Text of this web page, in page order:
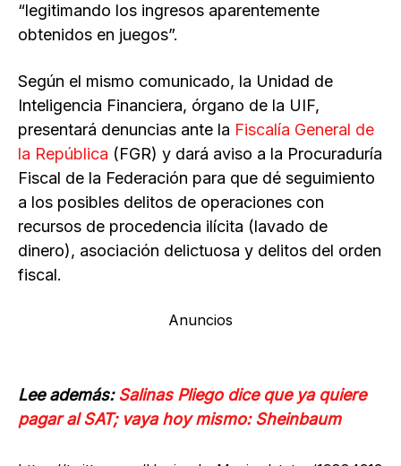
“legitimando los ingresos aparentemente
obtenidos en juegos”.
Según el mismo comunicado, la Unidad de
Inteligencia Financiera, órgano de la UIF,
presentará denuncias ante la Fiscalía General de
la República (FGR) y dará aviso a la Procuraduría
Fiscal de la Federación para que dé seguimiento
a los posibles delitos de operaciones con
recursos de procedencia ilícita (lavado de
dinero), asociación delictuosa y delitos del orden
fiscal.
Anuncios
Lee además:Salinas Pliego dice que ya quiere
pagar al SAT; vaya hoy mismo: Sheinbaum